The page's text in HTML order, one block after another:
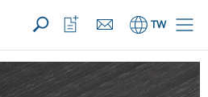
產品) 開啟
TW
開
啟
收
藏
清